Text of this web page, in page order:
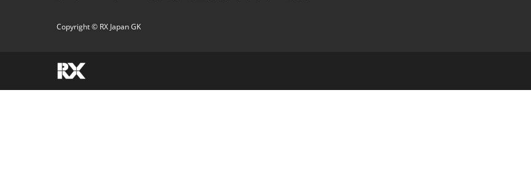
Copyright © RX Japan GK